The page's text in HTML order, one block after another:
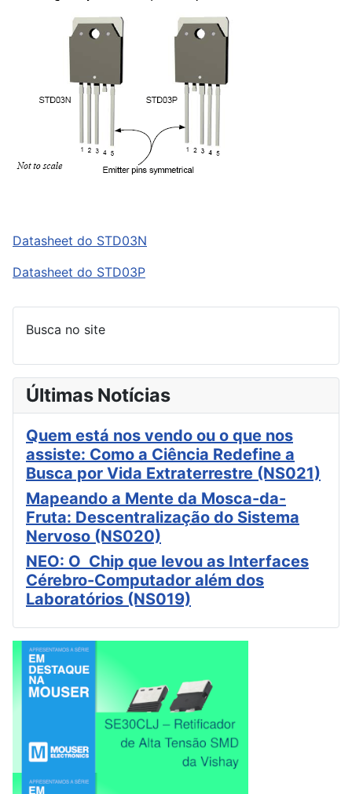
Datasheet do STD03N
Datasheet do STD03P
Busca no site
Últimas Notícias
Quem está nos vendo ou o que nos
assiste: Como a Ciência Redefine a
Busca por Vida Extraterrestre (NS021)
Mapeando a Mente da Mosca-da-
Fruta: Descentralização do Sistema
Nervoso (NS020)
NEO: O Chip que levou as Interfaces
Cérebro-Computador além dos
Laboratórios (NS019)